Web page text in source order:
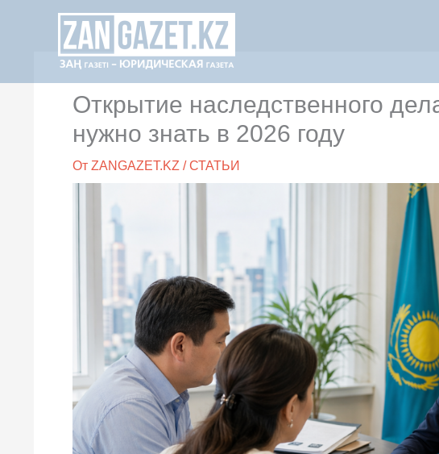
содержимому
Открытие наследственного
нужно знать в 2026 году
От ZANGAZET.KZ /СТАТЬИ